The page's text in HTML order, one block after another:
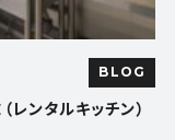
BLOG
ンタルキッチン）